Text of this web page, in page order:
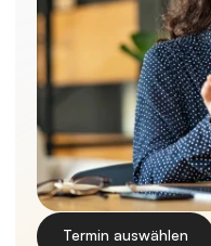
Termin auswählen